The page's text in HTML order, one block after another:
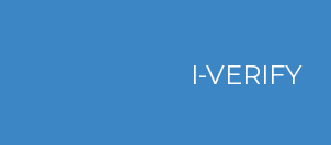
I-VERIFY